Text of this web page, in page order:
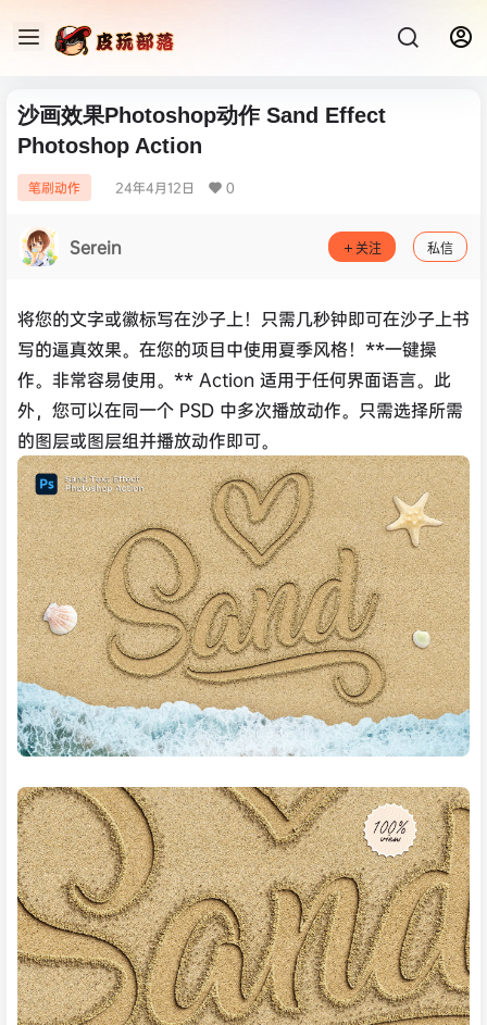
沙画效果Photoshop动作 Sand Effect
Photoshop Action
笔刷动作 24年4月12日 0
Serein 关注 私信
将您的文字或徽标写在沙子上！只需几秒钟即可在沙子上书
写的逼真效果。在您的项目中使用夏季风格！**一键操
作。非常容易使用。** Action 适用于任何界面语言。此
外，您可以在同一个 PSD 中多次播放动作。只需选择所需
的图层或图层组并播放动作即可。